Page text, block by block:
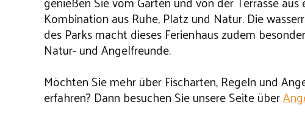
Kombination aus Ruhe, Platz und Natur. Die
des Parks macht dieses Ferienhaus zudem
Natur- und Angelfreunde.
Möchten Sie mehr über Fischarten, Regeln und
erfahren? Dann besuchen Sie unsere Seite über